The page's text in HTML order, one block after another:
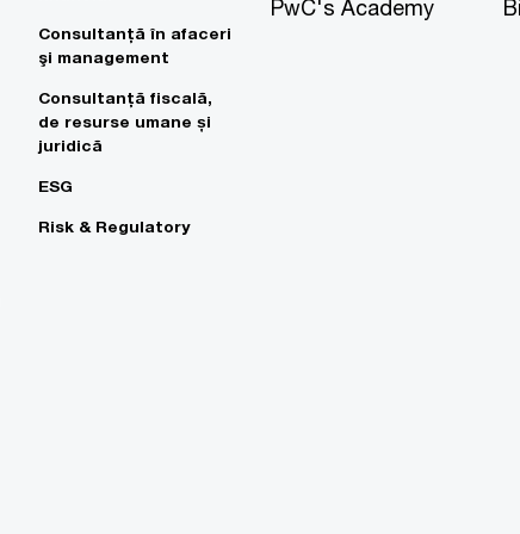
Consultanţă în afaceri
şi management
Consultanţă fiscală,
de resurse umane și
juridică
ESG
Risk & Regulatory
PwC's Academy